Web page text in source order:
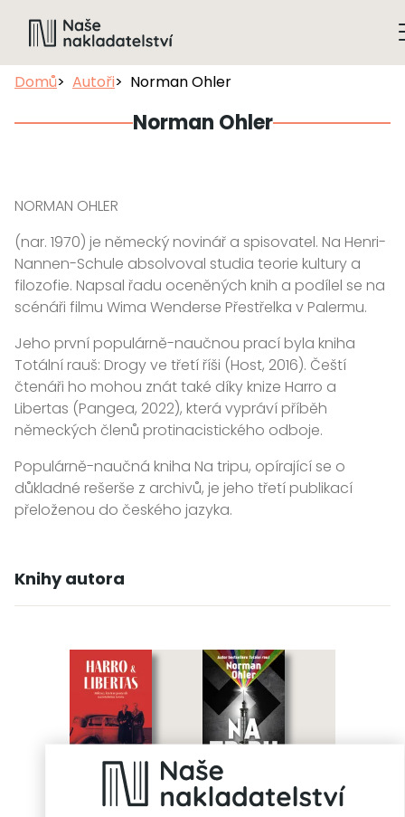
Domů Autoři Norman Ohler
Norman Ohler
NORMAN OHLER
(nar. 1970) je německý novinář a spisovatel. Na Henri-
Nannen-Schule absolvoval studia teorie kultury a
filozofie. Napsal řadu oceněných knih a podílel se na
scénáři filmu Wima Wenderse Přestřelka v Palermu.
Jeho první populárně-naučnou prací byla kniha
Totální rauš: Drogy ve třetí říši (Host, 2016). Čeští
čtenáři ho mohou znát také díky knize Harro a
Libertas (Pangea, 2022), která vypráví příběh
německých členů protinacistického odboje.
Populárně-naučná kniha Na tripu, opírající se o
důkladné rešerše z archivů, je jeho třetí publikací
přeloženou do českého jazyka.
Knihy autora